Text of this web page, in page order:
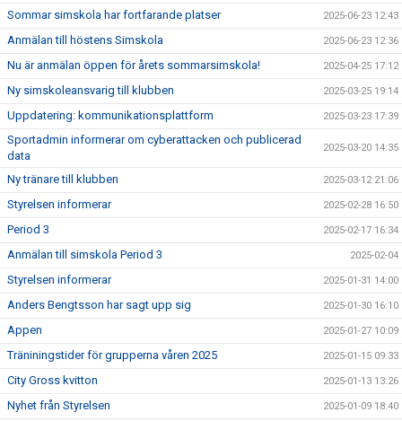
Sommar simskola har fortfarande platser 2025-06-23 12:43
Anmälan till höstens Simskola 2025-06-23 12:36
Nu är anmälan öppen för årets sommarsimskola! 2025-04-25 17:12
Ny simskoleansvarig till klubben 2025-03-25 19:14
Uppdatering: kommunikationsplattform 2025-03-23 17:39
Sportadmin informerar om cyberattacken och publicerad
data
2025-03-20 14:35
Ny tränare till klubben 2025-03-12 21:06
Styrelsen informerar 2025-02-28 16:50
Period 3 2025-02-17 16:34
Anmälan till simskola Period 3 2025-02-04
Styrelsen informerar 2025-01-31 14:00
Anders Bengtsson har sagt upp sig 2025-01-30 16:10
Appen 2025-01-27 10:09
Träniningstider för grupperna våren 2025 2025-01-15 09:33
City Gross kvitton 2025-01-13 13:26
Nyhet från Styrelsen 2025-01-09 18:40